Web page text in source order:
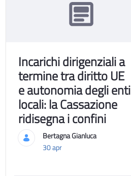
Incarichi dirigenziali a
termine tra diritto UE
e autonomia degli enti
locali: la Cassazione
ridisegna i confini
Bertagna Gianluca
30 apr